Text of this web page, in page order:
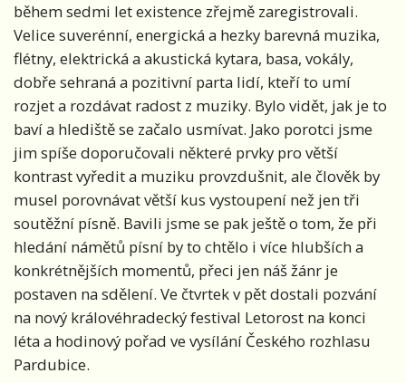
během sedmi let existence zřejmě zaregistrovali.
Velice suverénní, energická a hezky barevná muzika,
flétny, elektrická a akustická kytara, basa, vokály,
dobře sehraná a pozitivní parta lidí, kteří to umí
rozjet a rozdávat radost z muziky. Bylo vidět, jak je to
baví a hlediště se začalo usmívat. Jako porotci jsme
jim spíše doporučovali některé prvky pro větší
kontrast vyředit a muziku provzdušnit, ale člověk by
musel porovnávat větší kus vystoupení než jen tři
soutěžní písně. Bavili jsme se pak ještě o tom, že při
hledání námětů písní by to chtělo i více hlubších a
konkrétnějších momentů, přeci jen náš žánr je
postaven na sdělení. Ve čtvrtek v pět dostali pozvání
na nový královéhradecký festival Letorost na konci
léta a hodinový pořad ve vysílání Českého rozhlasu
Pardubice.